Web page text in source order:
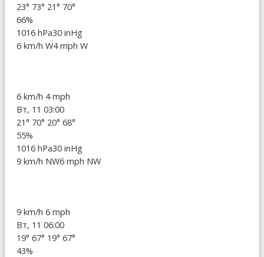
23° 73° 21° 70°
66%
1016 hPa30 inHg
6 km/h W4 mph W
6 km/h 4 mph
Вт, 11 03:00
21° 70° 20° 68°
55%
1016 hPa30 inHg
9 km/h NW6 mph NW
9 km/h 6 mph
Вт, 11 06:00
19° 67° 19° 67°
43%